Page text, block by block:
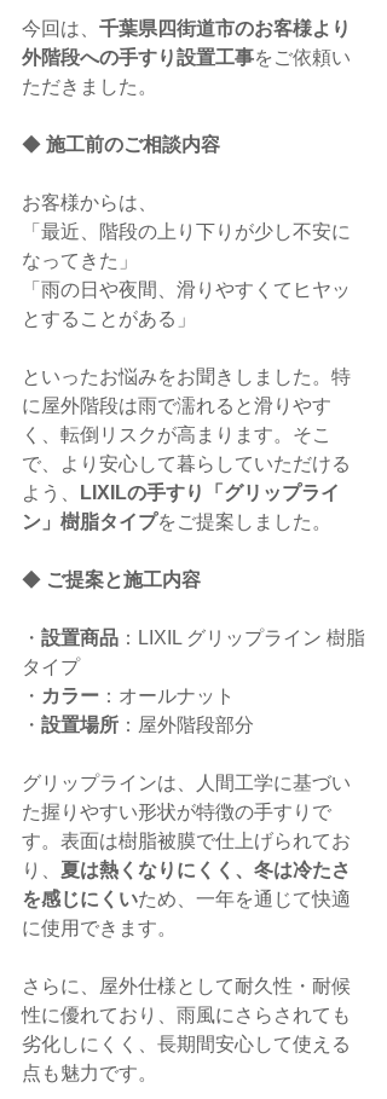
今回は、 千葉県四街道市のお客様より
外階段への手すり設置工事をご依頼い
ただきました。
◆ 施工前のご相談内容
お客様からは、
「最近、階段の上り下りが少し不安に
なってきた」
「雨の日や夜間、滑りやすくてヒヤッ
とすることがある」
といったお悩みをお聞きしました。特
に屋外階段は雨で濡れると滑りやす
く、転倒リスクが高まります。そこ
で、より安心して暮らしていただける
よう、
LIXILの手すり「グリップライ
ン」樹脂タイプをご提案しました。
◆ ご提案と施工内容
・ 設置商品 ：LIXIL グリップライン 樹脂
タイプ
・ カラー ：オールナット
・ 設置場所 ：屋外階段部分
グリップラインは、人間工学に基づい
た握りやすい形状が特徴の手すりで
す。表面は樹脂被膜で仕上げられてお
り、 夏は熱くなりにくく、冬は冷たさ
を感じにくいため、一年を通じて快適
に使用できます。
さらに、屋外仕様として耐久性・耐候
性に優れており、雨風にさらされても
劣化しにくく、長期間安心して使える
点も魅力です。